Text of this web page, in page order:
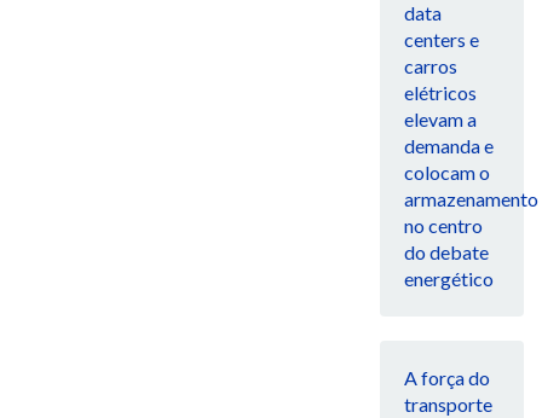
data
centers e
carros
elétricos
elevam a
demanda e
colocam o
armazenamento
no centro
do debate
energético
A força do
transporte